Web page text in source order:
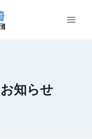
知らせ